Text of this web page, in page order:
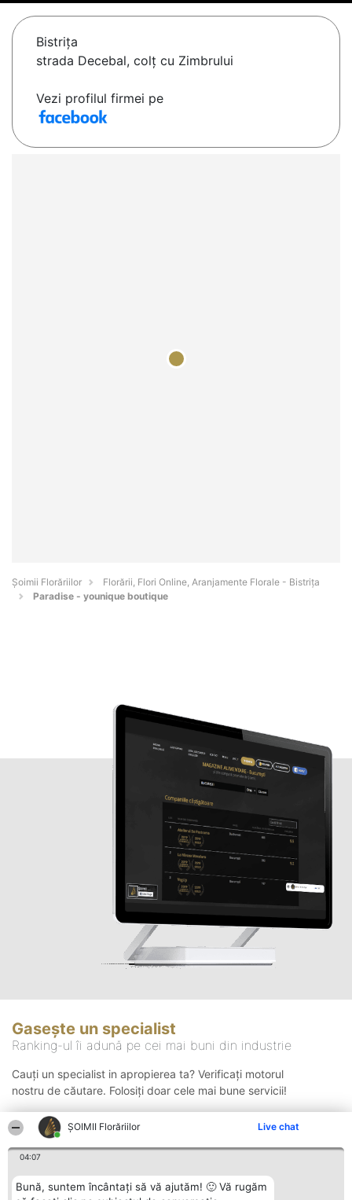
ȘOIMII Florăriilor Live chat
04:07
Bună, suntem încântați să vă ajutăm! 🙂 Vă rugăm
Bistriţa
strada Decebal, colț cu Zimbrului
Vezi profilul firmei pe
Șoimii Florăriilor
Florării, Flori Online, Aranjamente Florale - Bistriţa
Paradise - younique boutique
Gasește un specialist
Ranking-ul îi adună pe cei mai buni din industrie
Cauți un specialist in apropierea ta? Verificați motorul
nostru de căutare. Folosiți doar cele mai bune servicii!